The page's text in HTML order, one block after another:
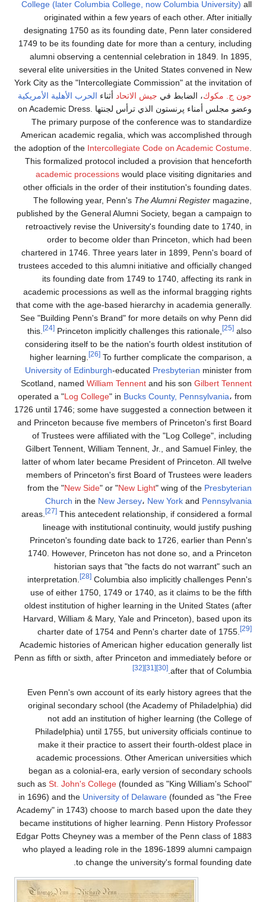
College (later Columbia College, now Columbia University) all
originated within a few years of each other. After initially
designating 1750 as its founding date, Penn later considered
1749 to be its founding date for more than a century, including
alumni observing a centennial celebration in 1849. In 1895,
several elite universities in the United States convened in New
York City as the "Intercollegiate Commission" at the invitation of
جون ج. مكوك، الضابط في جيش الاتحاد أثناء الحرب الأهلية الأمريكية
وعضو مجلس أمناء پرنستون الذي ترأس لجنتها on Academic Dress.
The primary purpose of the conference was to standardize
American academic regalia, which was accomplished through
the adoption of the Intercollegiate Code on Academic Costume.
This formalized protocol included a provision that henceforth
academic processions would place visiting dignitaries and
other officials in the order of their institution's founding dates.
The following year, Penn's The Alumni Register magazine,
published by the General Alumni Society, began a campaign to
retroactively revise the University's founding date to 1740, in
order to become older than Princeton, which had been
chartered in 1746. Three years later in 1899, Penn's board of
trustees acceded to this alumni initiative and officially changed
its founding date from 1749 to 1740, affecting its rank in
academic processions as well as the informal bragging rights
that come with the age-based hierarchy in academia generally.
See "Building Penn's Brand" for more details on why Penn did
this.
[24] Princeton implicitly challenges this rationale, [25] also
considering itself to be the nation's fourth oldest institution of
higher learning.
[26] To further complicate the comparison, a
University of Edinburgh-educated Presbyterian minister from
Scotland, named William Tennent and his son Gilbert Tennent
operated a "Log College" in Bucks County, Pennsylvania، from
1726 until 1746; some have suggested a connection between it
and Princeton because five members of Princeton's first Board
of Trustees were affiliated with the "Log College", including
Gilbert Tennent, William Tennent, Jr., and Samuel Finley, the
latter of whom later became President of Princeton. All twelve
members of Princeton's first Board of Trustees were leaders
from the "New Side" or "New Light" wing of the Presbyterian
Church in the New Jersey، New York and Pennsylvania
areas.
[27] This antecedent relationship, if considered a formal
lineage with institutional continuity, would justify pushing
Princeton's founding date back to 1726, earlier than Penn's
1740. However, Princeton has not done so, and a Princeton
historian says that "the facts do not warrant" such an
interpretation.
[28] Columbia also implicitly challenges Penn's
use of either 1750, 1749 or 1740, as it claims to be the fifth
oldest institution of higher learning in the United States (after
Harvard, William & Mary, Yale and Princeton), based upon its
charter date of 1754 and Penn's charter date of 1755.
[29]
Academic histories of American higher education generally list
Penn as fifth or sixth, after Princeton and immediately before or
after that of Columbia.
[30]
[31]
[32]
Even Penn's own account of its early history agrees that the
original secondary school (the Academy of Philadelphia) did
not add an institution of higher learning (the College of
Philadelphia) until 1755, but university officials continue to
make it their practice to assert their fourth-oldest place in
academic processions. Other American universities which
began as a colonial-era, early version of secondary schools
such as St. John's College (founded as "King William's School"
in 1696) and the University of Delaware (founded as "the Free
Academy" in 1743) choose to march based upon the date they
became institutions of higher learning. Penn History Professor
Edgar Potts Cheyney was a member of the Penn class of 1883
who played a leading role in the 1896-1899 alumni campaign
to change the university's formal founding date.